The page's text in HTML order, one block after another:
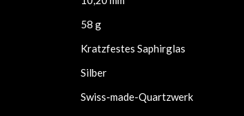
58 g
Kratzfestes Saphirglas
Silber
Swiss-made-Quartzwerk